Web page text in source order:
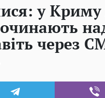
у Криму
через